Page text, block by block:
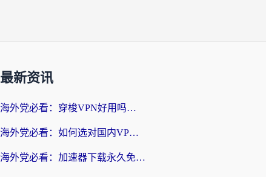
最新资讯
海外党必看：穿梭VPN好用吗？和云帆VPN对比哪个回国效果更好？附真实测评+避坑指南
海外党必看：如何选对国内VPN，实现无缝访问国内资源？
海外党必看：加速器下载永久免费版真的存在吗？教你无缝访问国内资源的正确姿势